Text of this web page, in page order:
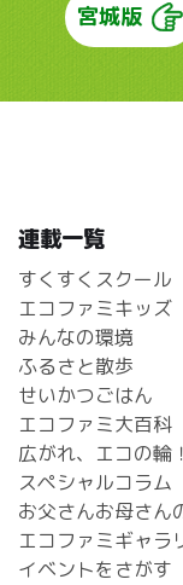
宮城版
連載一覧
すくすくスクール
エコファミキッズ
みんなの環境
ふるさと散歩
せいかつごはん
エコファミ大百科
広がれ、エコの輪
スペシャルコラム
お父さんお母さん
エコファミギャラ
イベントをさがす